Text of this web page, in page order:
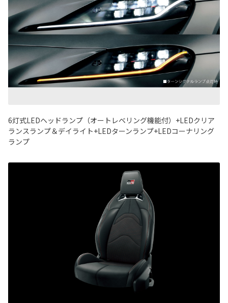
6灯式LEDヘッドランプ（オートレベリング機能付）+LEDクリア
ランスランプ＆デイライト+LEDターンランプ+LEDコーナリング
ランプ